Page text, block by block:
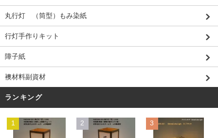
丸行灯 （筒型）もみ染紙
行灯手作りキット
障子紙
襖材料副資材
ランキング
1 2 3